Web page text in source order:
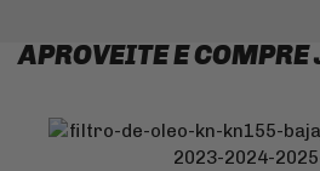
APROVEITE E COMPRE